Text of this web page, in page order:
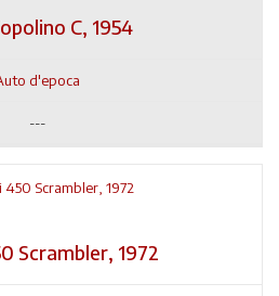
C, 1954
d'epoca
---
Scrambler, 1972